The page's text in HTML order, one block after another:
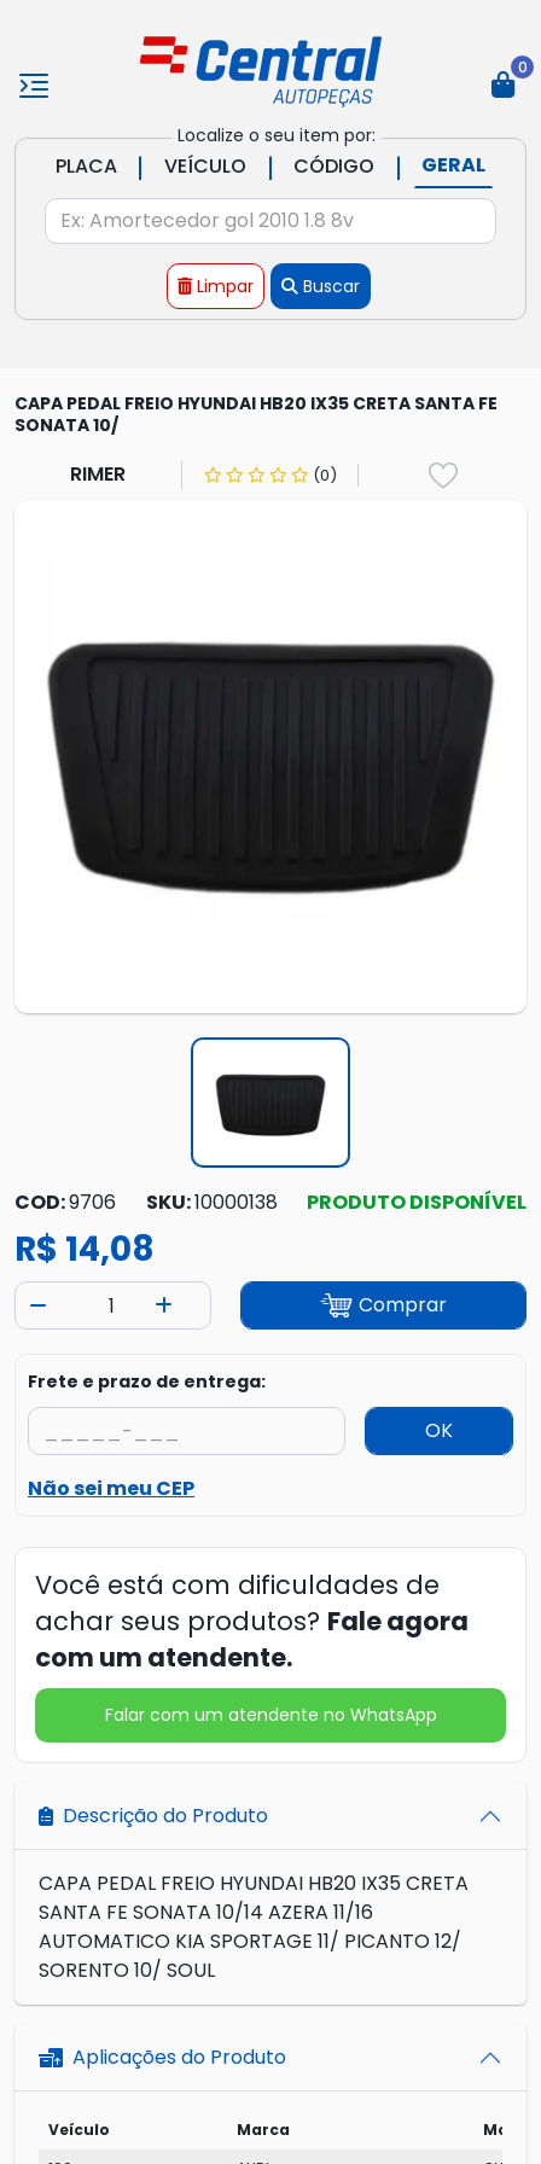
Localize o seu item por:
PLACA | VEÍCULO | CÓDIGO | GERAL
Limpar Buscar
0
CAPA PEDAL FREIO HYUNDAI HB20 IX35 CRETA SANTA FE
SONATA 10/
RIMER (0)
COD:9706 SKU:10000138 PRODUTO DISPONÍVEL
R$ 14,08
Comprar
Frete e prazo de entrega:
OK
Não sei meu CEP
Você está com dificuldades de
achar seus produtos? Fale agora
com um atendente.
Falar com um atendente no WhatsApp
Descrição do Produto
CAPA PEDAL FREIO HYUNDAI HB20 IX35 CRETA
SANTA FE SONATA 10/14 AZERA 11/16
AUTOMATICO KIA SPORTAGE 11/ PICANTO 12/
SORENTO 10/ SOUL
Aplicações do Produto
Veículo Marca